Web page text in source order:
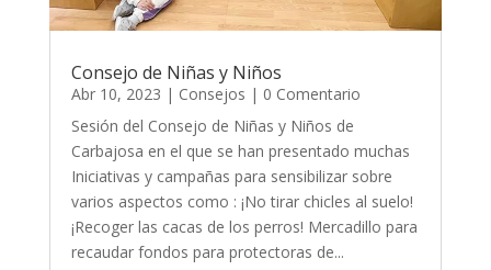
Consejo de Niñas y Niños
Abr 10, 2023 | Consejos | 0 Comentario
Sesión del Consejo de Niñas y Niños de
Carbajosa en el que se han presentado muchas
Iniciativas y campañas para sensibilizar sobre
varios aspectos como : ¡No tirar chicles al suelo!
¡Recoger las cacas de los perros! Mercadillo para
recaudar fondos para protectoras de...